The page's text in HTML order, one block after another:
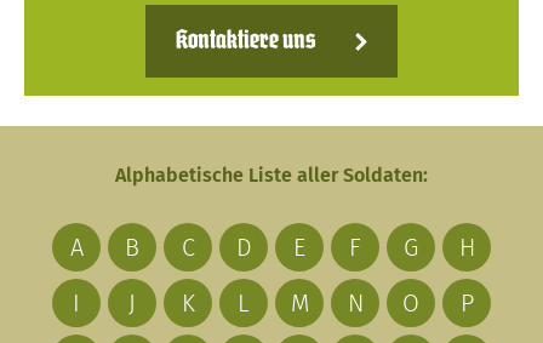
Kontaktiere uns
Alphabetische Liste aller Soldaten:
A B C D E F G
H
I
J K L M N O
P